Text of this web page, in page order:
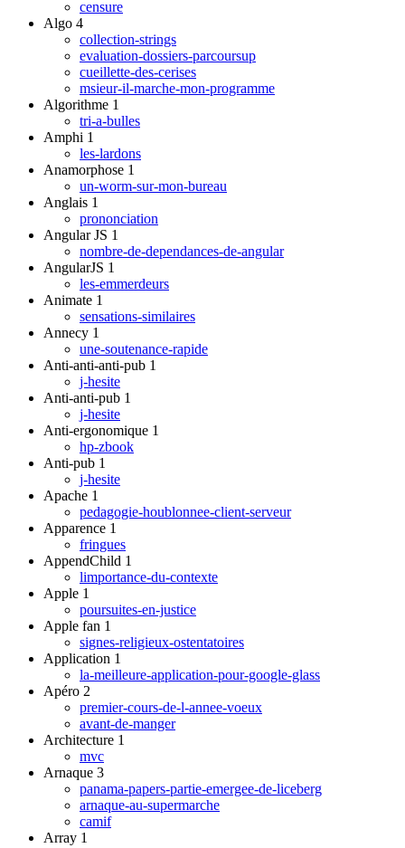
censure
Algo 4
collection-strings
evaluation-dossiers-parcoursup
cueillette-des-cerises
msieur-il-marche-mon-programme
Algorithme 1
tri-a-bulles
Amphi 1
les-lardons
Anamorphose 1
un-worm-sur-mon-bureau
Anglais 1
prononciation
Angular JS 1
nombre-de-dependances-de-angular
AngularJS 1
les-emmerdeurs
Animate 1
sensations-similaires
Annecy 1
une-soutenance-rapide
Anti-anti-anti-pub 1
j-hesite
Anti-anti-pub 1
j-hesite
Anti-ergonomique 1
hp-zbook
Anti-pub 1
j-hesite
Apache 1
pedagogie-houblonnee-client-serveur
Apparence 1
fringues
AppendChild 1
limportance-du-contexte
Apple 1
poursuites-en-justice
Apple fan 1
signes-religieux-ostentatoires
Application 1
la-meilleure-application-pour-google-glass
Apéro 2
premier-cours-de-l-annee-voeux
avant-de-manger
Architecture 1
mvc
Arnaque 3
panama-papers-partie-emergee-de-liceberg
arnaque-au-supermarche
camif
Array 1